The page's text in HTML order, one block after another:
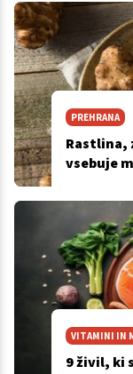
PREHRANA
Rastlina,
vsebuje
VITAMINI IN
9 živil, ki